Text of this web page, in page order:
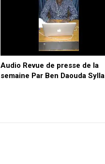
Audio Revue de presse de la
semaine Par Ben Daouda Sylla